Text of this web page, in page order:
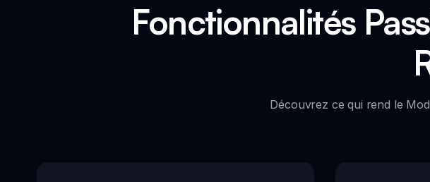
Fonctionnalités
Découvrez ce qui rend le